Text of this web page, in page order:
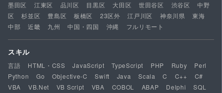
墨田区
江東区 品川区 目黒区 大田区 世田谷区 渋谷区
中野
区
杉並区 豊島区 板橋区 23区外 江戸川区 神奈川県
東海
中部
近畿 九州 中国・四国 沖縄 フルリモート
スキル
言語 HTML・CSS JavaScript TypeScript PHP Ruby
Perl
Python
Go Objective-C Swift Java Scala C C++
C#
VBA
VB.Net VB Script VBA COBOL ABAP Delphi
SQL